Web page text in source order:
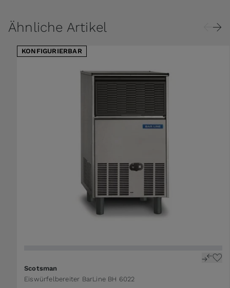
Ähnliche Artikel
KONFIGURIERBAR
Scotsman
Eiswürfelbereiter BarLine BH 6022
The price depends on the options chosen on the